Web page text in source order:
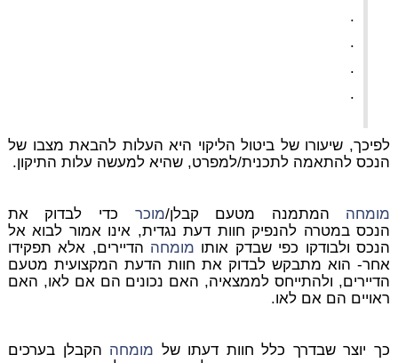
.
.
.
.
לפיכך, שיעורו של ביטול הליקוי היא העלות להבאת מצבו של
הנכס להתאמה לתכנית/למפרט, שהיא למעשה עלות התיקון.
מומחה המתמנה מטעם קבלן/מוכר כדי לבדוק את
הנכס במטרה להנפיק חוות דעת נגדית, אינו אמור לבוא אל
הנכס ולבודקו כפי שבדק אותו מומחה הדיירים, אלא תפקידו
אחר- הוא מתבקש לבדוק את חוות הדעת המקצועית מטעם
הדיירים, ולהתייחס לממצאיה, האם נכונים הם אם לאו, האם
ראויים הם אם לאו.
כך יוצר שבדרך כלל חוות דעתו של מומחה הקבלן בערכים